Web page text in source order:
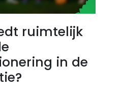
ruimtelijk
in de